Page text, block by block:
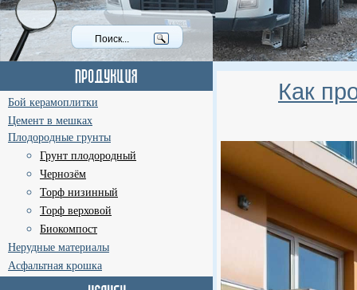
Бой керамоплитки
Цемент в мешках
Плодородные грунты
Грунт плодородный
Чернозём
Торф низинный
Торф верховой
Биокомпост
Нерудные материалы
Асфальтная крошка
Как